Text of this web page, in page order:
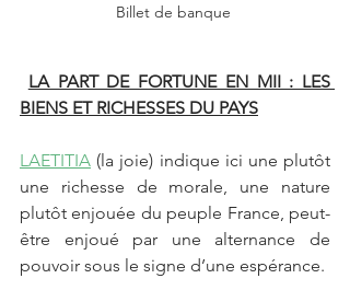
Billet de banque
LA PART DE FORTUNE EN MII : LES
BIENS ET RICHESSES DU PAYS
LAETITIA (la joie) indique ici une plutôt
une richesse de morale, une nature
plutôt enjouée du peuple France, peut-
être enjoué par une alternance de
pouvoir sous le signe d’une espérance.